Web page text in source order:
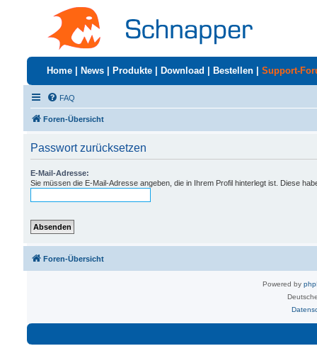
Home News Produkte Download Bestellen Support-
FAQ
Foren-Übersicht
Passwort zurücksetzen
E-Mail-Adresse:
Sie müssen die E-Mail-Adresse angeben, die in Ihrem Profil hinterlegt ist. Diese
Foren-Übersicht
Powered by